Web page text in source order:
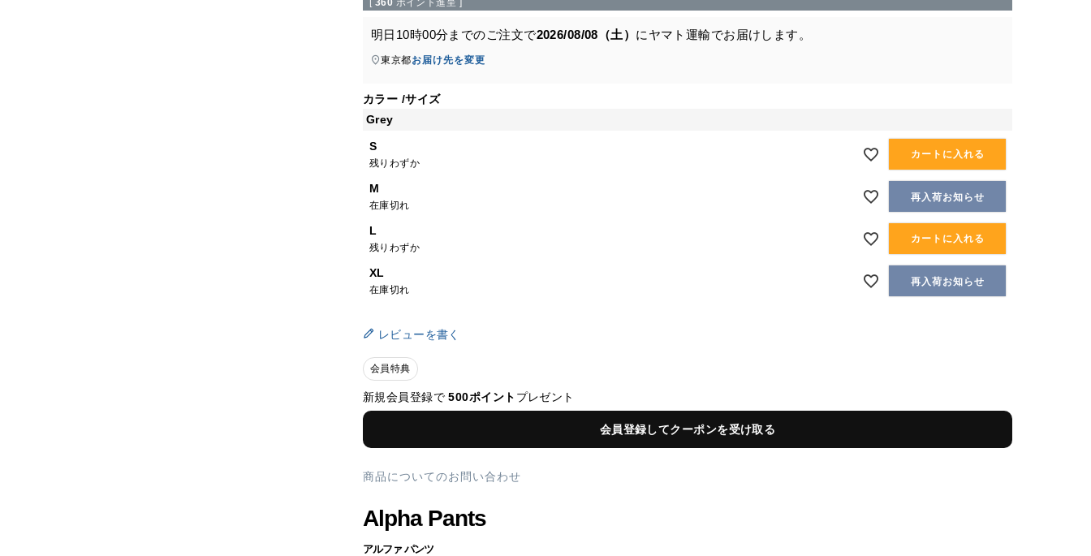
[ 360 ポイント進呈 ]
明日 10時00分までのご注文で2026/08/08（土） に ヤマト運輸でお届けします。
東京都お届け先を変更
カラー サイズ
Grey
S
残りわずか
カートに入れる
M
在庫切れ
再入荷お知らせ
L
残りわずか
カートに入れる
XL
在庫切れ
再入荷お知らせ
レビューを書く
会員特典
新規会員登録で500ポイント プレゼント
会員登録してクーポンを受け取る
商品についてのお問い合わせ
Alpha Pants
アルファ パンツ